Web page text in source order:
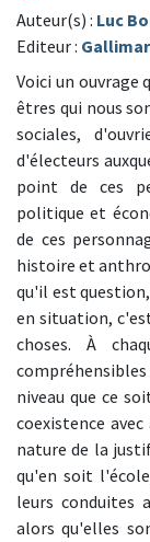
Auteur(s) : Luc
Editeur :
Voici un ouvrage
êtres qui nous
sociales,
d'électeurs
point de ces
politique et
de ces
histoire et
qu'il est
en situation,
choses. À
niveau que ce
coexistence
nature de la
qu'en soit
leurs conduites
alors qu'elles